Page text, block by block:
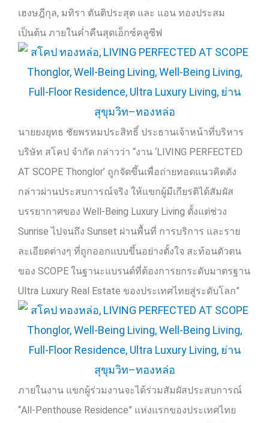
เฮงษฎีกุล, มทิรา ตันติประสุต และ แอน ทองประสม
เป็นต้น ภายในค่ำคืนสุดเอ็กซ์คลูซีฟ
นายยงยุทธ ชัยพรหมประสิทธิ์ ประธานเจ้าหน้าที่บริหาร
บริษัท สโคป จำกัด กล่าวว่า “งาน ‘LIVING PERFECTED
AT SCOPE Thonglor’ ถูกจัดขึ้นเพื่อถ่ายทอดแนวคิดดัง
กล่าวผ่านประสบการณ์จริง ให้แขกผู้มีเกียรติได้สัมผัส
บรรยากาศของ Well-Being Luxury Living ตั้งแต่ช่วง
Sunriseไปจนถึง Sunset ผ่านพื้นที่ การบริการ และราย
ละเอียดต่างๆ ที่ถูกออกแบบขึ้นอย่างตั้งใจ สะท้อนตัวตน
ของ SCOPE ในฐานะแบรนด์ที่ต้องการยกระดับมาตรฐาน
Ultra Luxury Real Estate ของประเทศไทยสู่ระดับโลก”
ภายในงาน แขกผู้ร่วมงานจะได้ร่วมสัมผัสประสบการณ์
“All-Penthouse Residence” แห่งแรกของประเทศไทย